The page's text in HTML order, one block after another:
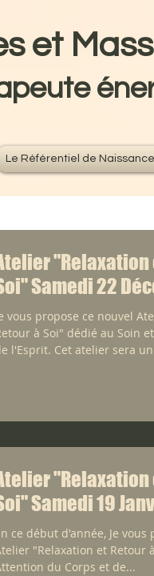
et
Le Référentiel de Naissance
"Relaxation
Samedi 22
vous propose ce nouvel Atelier "Relaxation et
à Soi" dédié au Soin
l'Esprit. Cet atelier sera
"Relaxation
Samedi 19
ce début d'année, Je vous
"Relaxation et Retour
du Corps et de...